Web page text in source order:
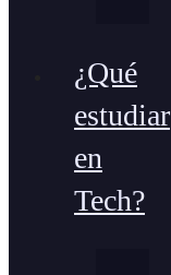
¿Qué
estudiar
en
Tech?